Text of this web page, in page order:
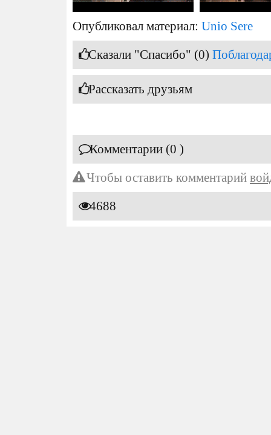
Опубликовал материал: Unio Sere
Сказали "Спасибо" (0)
Рассказать друзьям
Комментарии (0 )
Чтобы оставить комментарий
4688